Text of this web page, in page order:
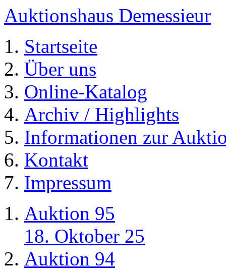
Auktionshaus Demessieur
Startseite
Über uns
Online-Katalog
Archiv / Highlights
Informationen zur
Kontakt
Impressum
Auktion 95
18. Oktober 25
Auktion 94